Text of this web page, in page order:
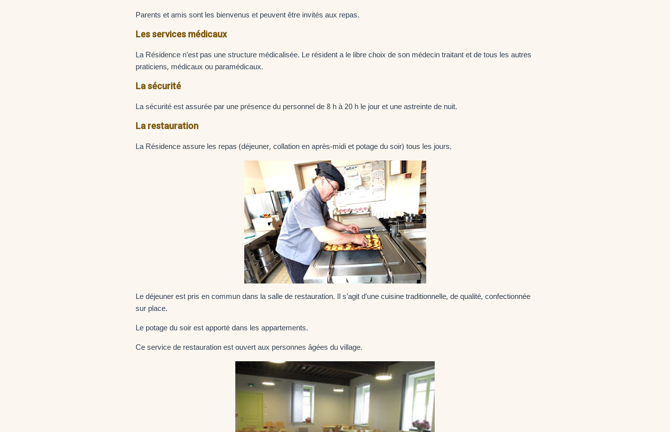
Parents et amis sont les bienvenus et peuvent être invités aux repas.
Les services médicaux
La Résidence n’est pas une structure médicalisée. Le résident a le libre choix de son médecin traitant et de tous les autres
praticiens, médicaux ou paramédicaux.
La sécurité
La sécurité est assurée par une présence du personnel de 8 h à 20 h le jour et une astreinte de nuit.
La restauration
La Résidence assure les repas (déjeuner, collation en après-midi et potage du soir) tous les jours.
Le déjeuner est pris en commun dans la salle de restauration. Il s’agit d’une cuisine traditionnelle, de qualité, confectionnée
sur place.
Le potage du soir est apporté dans les appartements.
Ce service de restauration est ouvert aux personnes âgées du village.